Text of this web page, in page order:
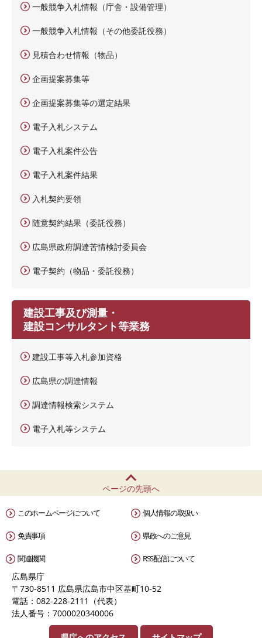
一般競争入札情報（庁舎・設備管理）
一般競争入札情報（その他委託役務）
見積合わせ情報（物品）
企画提案募集等
企画提案募集等の選定結果
電子入札システム
電子入札案件公告
電子入札案件結果
入札契約要領
随意契約結果（委託役務）
広島県政府調達苦情検討委員会
電子契約（物品・委託役務）
建設工事及び測量・
建設コンサルタント等業務
建設工事等入札参加資格
広島県の調達情報
調達情報検索システム
電子入札等システム
ページの先頭へ
このホームページについて 個人情報の取扱い
免責事項 県政へのご意見
関連機関 RSS配信について
広島県庁
〒730-8511 広島県広島市中区基町10-52
電話：082-228-2111（代表）
法人番号：7000020340006